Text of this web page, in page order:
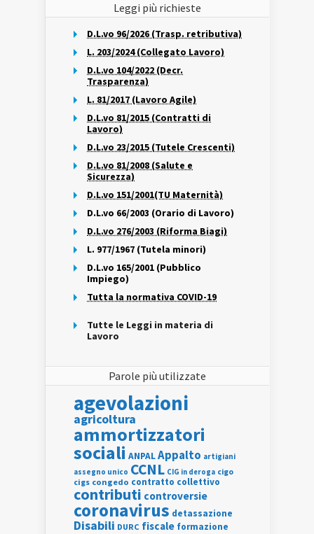
Leggi più richieste
D.L.vo 96/2026 (Trasp. retributiva)
L. 203/2024 (Collegato Lavoro)
D.L.vo 104/2022 (Decr.
Trasparenza)
L. 81/2017 (Lavoro Agile)
D.L.vo 81/2015 (Contratti di
Lavoro)
D.L.vo 23/2015 (Tutele Crescenti)
D.L.vo 81/2008 (Salute e
Sicurezza)
D.L.vo 151/2001(TU Maternità)
D.L.vo 66/2003 (Orario di Lavoro)
D.L.vo 276/2003 (Riforma Biagi)
L. 977/1967 (Tutela minori)
D.L.vo 165/2001 (Pubblico
Impiego)
Tutta la normativa COVID-19
Tutte le Leggi in materia di
Lavoro
Parole più utilizzate
agevolazioni
agricoltura
ammortizzatori
sociali ANPALAppalto artigiani
assegno unico CCNL CIG in deroga cigo
cigs congedo contratto collettivo
contributi controversie
coronavirus detassazione
Disabili DURC fiscale formazione